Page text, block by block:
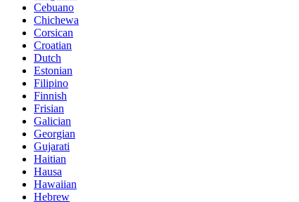
Cebuano
Chichewa
Corsican
Croatian
Dutch
Estonian
Filipino
Finnish
Frisian
Galician
Georgian
Gujarati
Haitian
Hausa
Hawaiian
Hebrew